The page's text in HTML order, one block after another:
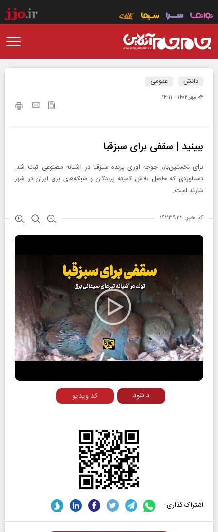
دانش عمومی
۰۴ مهر ۱۴۰۲ - ۱۴:۱۱
ببینید | سقفی برای سبزقبا
برای نخستین‌بار، جوجه‌ آوری پرنده سبزقبا در آشیانه مصنوعی ثبت شد.
دستاوردی که حاصل تلاش کمیته پرندگان و شبکه‌های برق ایران در شهر
شازند است.
کد خبر: ۱۴۲۳۹۲۲
Play
Video
کد ویدیو دانلود
اشتراک گذاری :